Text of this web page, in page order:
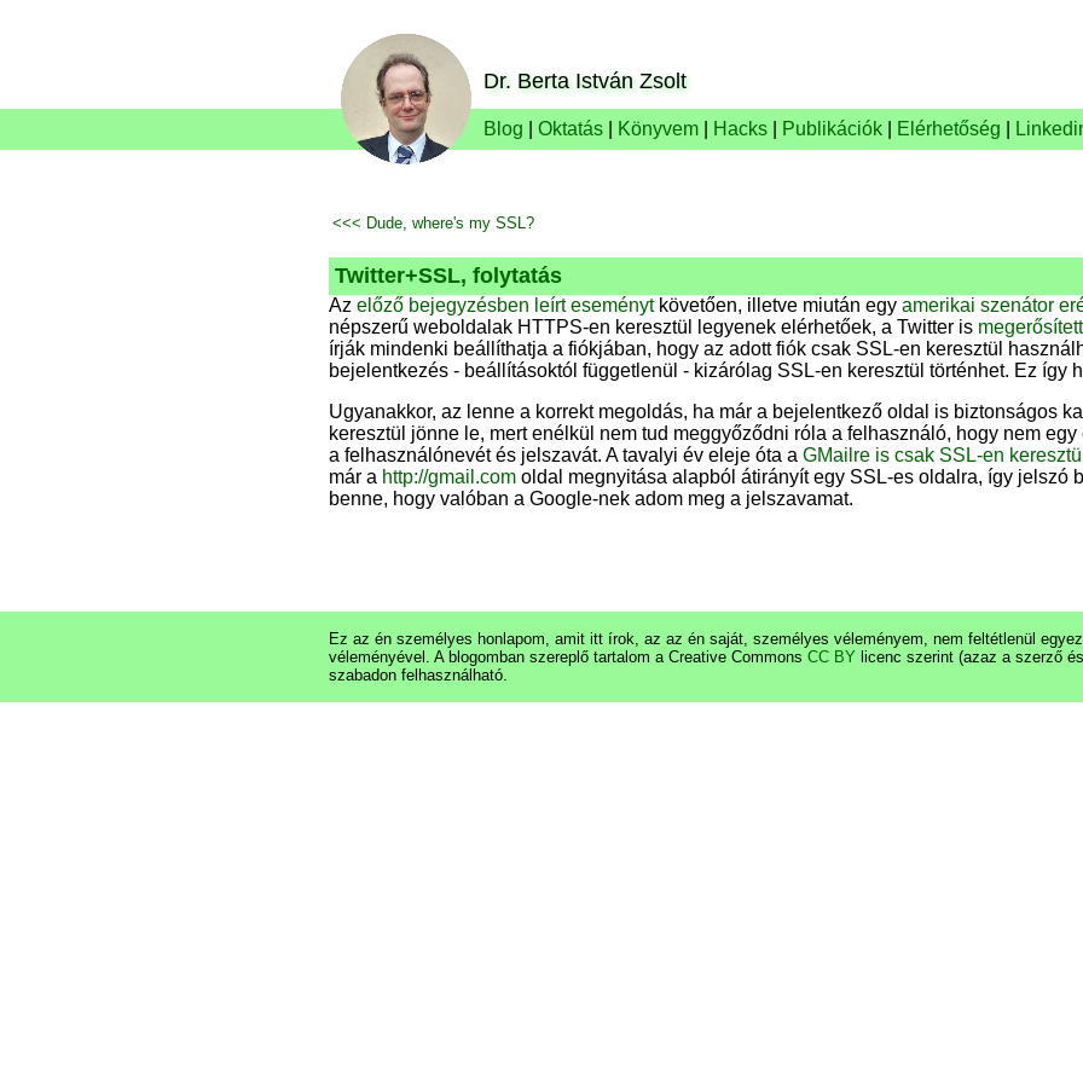
Dr. Berta István Zsolt
Blog Oktatás Könyvem Hacks Publikációk Elérhetőség
<<< Dude, where's my SSL?
Twitter+SSL, folytatás
Az előző bejegyzésben leírt eseménytkövetően, illetve miután egy amerikai szenátor
népszerű weboldalak HTTPS-en keresztül legyenek elérhetőek, a Twitter is
írják mindenki beállíthatja a fiókjában, hogy az adott fiók csak SSL-en keresztül
bejelentkezés - beállításoktól függetlenül - kizárólag SSL-en keresztül történhet. Ez így
Ugyanakkor, az lenne a korrekt megoldás, ha már a bejelentkező oldal is biztonságos
keresztül jönne le, mert enélkül nem tud meggyőződni róla a felhasználó, hogy nem
a felhasználónevét és jelszavát. A tavalyi év eleje óta a GMailre is csak SSL-en
már a http://gmail.com oldal megnyitása alapból átirányít egy SSL-es oldalra, így jelszó
benne, hogy valóban a Google-nek adom meg a jelszavamat.
Ez az én személyes honlapom, amit itt írok, az az én saját, személyes véleményem, nem feltétlenül
véleményével. A blogomban szereplő tartalom a Creative Commons CC BY licenc szerint (azaz a szerző
szabadon felhasználható.